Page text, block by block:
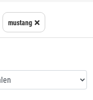
mustang